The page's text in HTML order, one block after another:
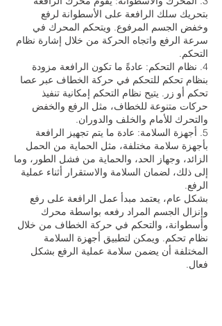
بتحريك سلك الرافعة على الأسطوانة لرفع
وخفض الجسم المرفوع. ويتحكم المحرك في
سرعة الرفع واتجاه الحركة من خلال إشارة نظام
التحكم.
4. نظام التحكم: عادةً ما تكون الرافعة مزودة
بنظام تحكم للتحكم في حركة الخطاف عبر عصا
تحكم أو زر. يتيح نظام التحكم إمكانية تنفيذ
حركات متنوعة للخطاف، مثل الرفع والخفض
والتحرك للأمام والخلف والدوران.
5. أجهزة السلامة: عادة ما يتم تجهيز الرافعة
بأجهزة سلامة مختلفة، مثل الحماية من الحمل
الزائد، وجهاز الحد، والحماية من فشل الطور، وما
إلى ذلك، لضمان السلامة والاستقرار أثناء عملية
الرفع.
بشكل عام، يعتمد مبدأ عمل الرافعة على رفع
وإنزال الجسم المراد رفعه بواسطة محرك
وأسطوانة، والتحكم في حركة الخطاف من خلال
نظام تحكم. ويمكن لتطبيق أجهزة السلامة
المختلفة أن يضمن سلامة عملية الرفع بشكل
فعال.